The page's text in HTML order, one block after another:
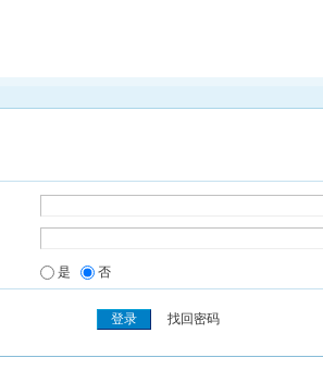
是 否
找回密码